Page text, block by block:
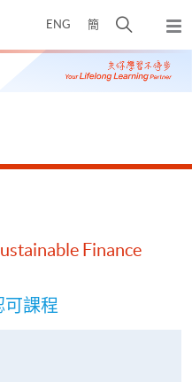
ENG 簡
開
搜
尋
彈
出
主
Finance
可課程